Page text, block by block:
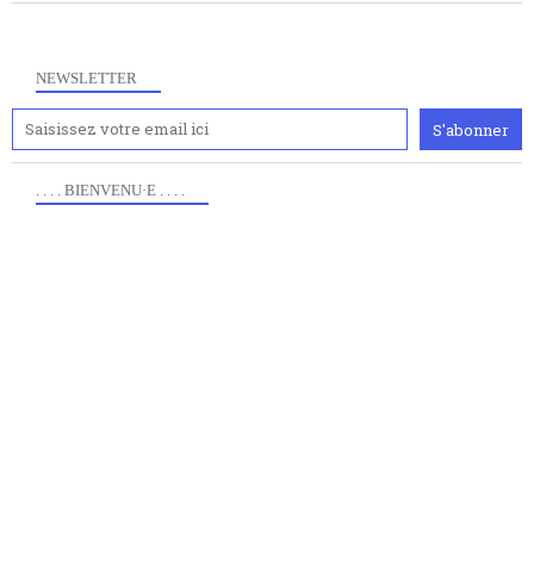
NEWSLETTER
. . . . BIENVENU·E . . . .